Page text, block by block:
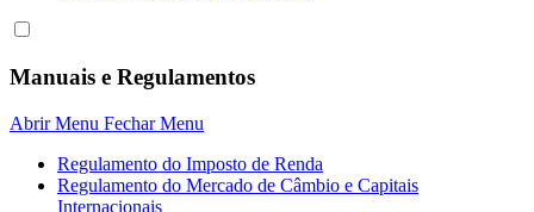
Manuais e Regulamentos
Abrir Menu Fechar Menu
Regulamento do Imposto de Renda
Regulamento do Mercado de Câmbio e Capitais
Internacionais